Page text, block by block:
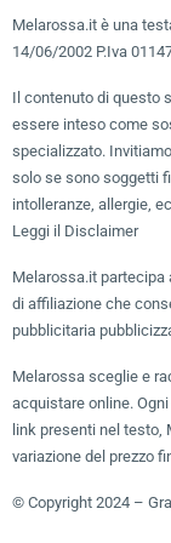
Melarossa.it è una
14/06/2002 P.Iva
Il contenuto di questo
essere inteso come
specializzato.
solo se sono soggetti
intolleranze, allergie,
Leggi il Disclaimer
Melarossa.it partecipa
di affiliazione che
pubblicitaria
Melarossa sceglie e
acquistare online.
link presenti nel testo,
variazione del prezzo
© Copyright 2024 –